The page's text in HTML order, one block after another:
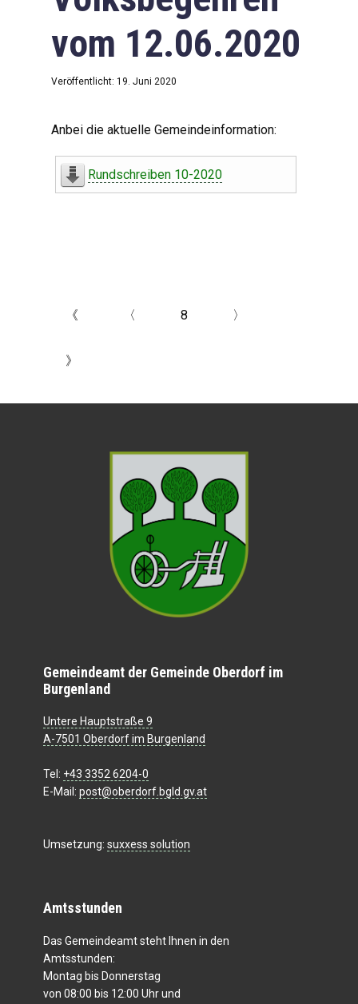
vom 12.06.2020
Veröffentlicht: 19. Juni 2020
Anbei die aktuelle Gemeindeinformation:
Rundschreiben 10-2020
《 〈 8 〉
》
Gemeindeamt der Gemeinde Oberdorf im
Burgenland
Untere Hauptstraße 9
A-7501 Oberdorf im Burgenland
Tel: +43 3352 6204-0
E-Mail: post@oberdorf.bgld.gv.at
Umsetzung: suxxess solution
Amtsstunden
Das Gemeindeamt steht Ihnen in den
Amtsstunden:
Montag bis Donnerstag
von 08:00 bis 12:00 Uhr und